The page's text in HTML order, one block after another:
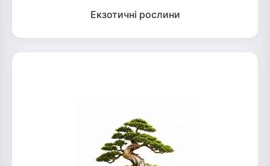
Екзотичні рослини